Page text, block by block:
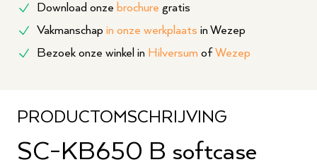
Download onze brochure gratis
Vakmanschap in onze werkplaats in Wezep
Bezoek onze winkel in Hilversum of Wezep
PRODUCTOMSCHRIJVING
SC-KB650 B softcase